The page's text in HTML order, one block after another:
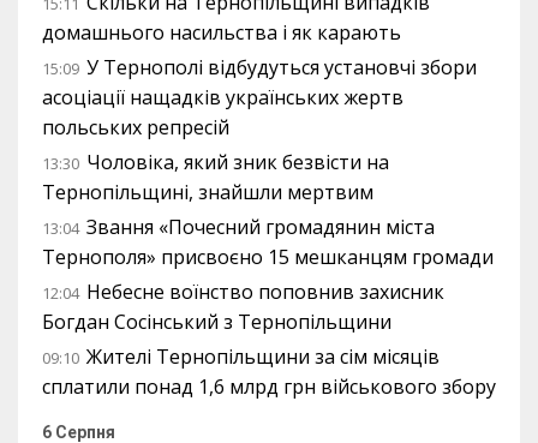
домашнього насильства і як карають
15:09 У Тернополі відбудуться установчі збори
асоціації нащадків українських жертв
польських репресій
13:30 Чоловіка, який зник безвісти на
Тернопільщині, знайшли мертвим
13:04 Звання «Почесний громадянин міста
Тернополя» присвоєно 15 мешканцям громади
12:04 Небесне воїнство поповнив захисник
Богдан Сосінський з Тернопільщини
09:10 Жителі Тернопільщини за сім місяців
сплатили понад 1,6 млрд грн військового збору
6 Серпня